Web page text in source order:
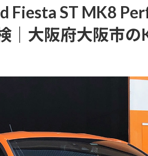
Fiesta ST MK8
｜大阪府大阪市の